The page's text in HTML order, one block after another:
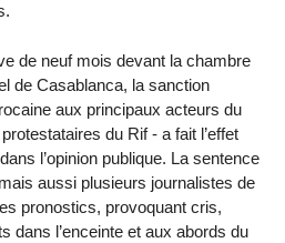
de neuf mois devant la chambre
de Casablanca, la sanction
aux principaux acteurs du
du Rif - a fait l’effet
l’opinion publique. La sentence
aussi plusieurs journalistes de
pronostics, provoquant cris,
dans l’enceinte et aux abords du